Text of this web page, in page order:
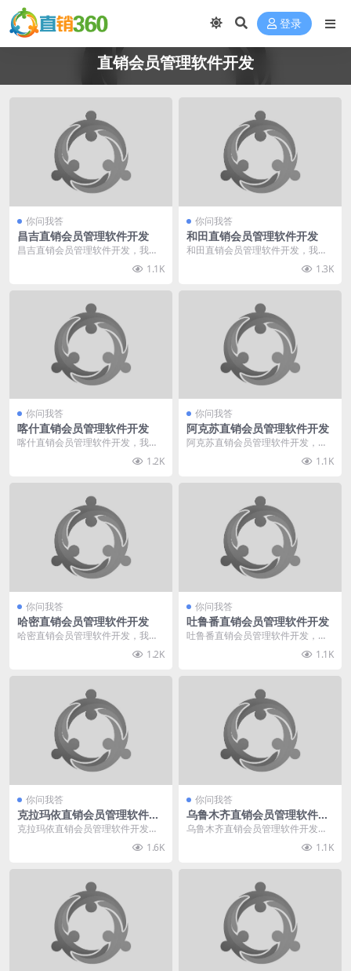
登录
直销会员管理软件开发
你问我答
昌吉直销会员管理软件开发
昌吉直销会员管理软件开发，我给
1.1K
你问我答
和田直销会员管理软件开发
和田直销会员管理软件开发，我给
1.3K
你问我答
喀什直销会员管理软件开发
喀什直销会员管理软件开发，我给
1.2K
你问我答
阿克苏直销会员管理软件开发
阿克苏直销会员管理软件开发，我
1.1K
你问我答
哈密直销会员管理软件开发
哈密直销会员管理软件开发，我给
1.2K
你问我答
吐鲁番直销会员管理软件开发
吐鲁番直销会员管理软件开发，我
1.1K
你问我答
克拉玛依直销会员管理软件开
发
克拉玛依直销会员管理软件开发，
1.6K
你问我答
乌鲁木齐直销会员管理软件开
发
乌鲁木齐直销会员管理软件开发，
1.1K